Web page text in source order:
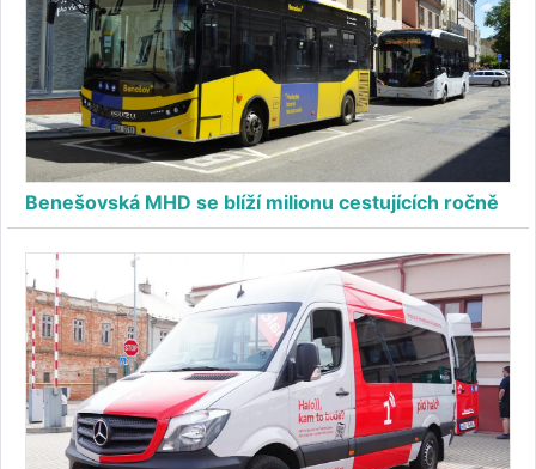
Benešovská MHD se blíží milionu cestujících ročně